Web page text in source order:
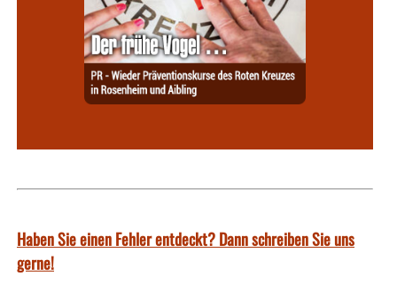
Haben Sie einen Fehler entdeckt? Dann schreiben Sie uns
gerne!